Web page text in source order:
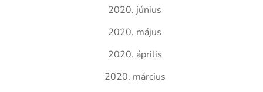
2020. június
2020. május
2020. április
2020. március